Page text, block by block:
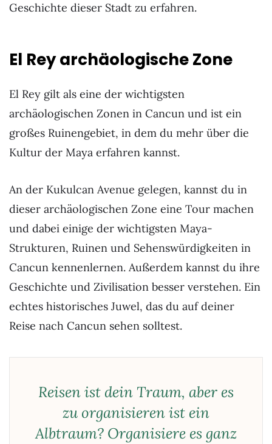
Geschichte dieser Stadt zu erfahren.
El Rey archäologische Zone
El Rey gilt als eine der wichtigsten
archäologischen Zonen in Cancun und ist ein
großes Ruinengebiet, in dem du mehr über die
Kultur der Maya erfahren kannst.
An der Kukulcan Avenue gelegen, kannst du in
dieser archäologischen Zone eine Tour machen
und dabei einige der wichtigsten Maya-
Strukturen, Ruinen und Sehenswürdigkeiten in
Cancun kennenlernen. Außerdem kannst du ihre
Geschichte und Zivilisation besser verstehen. Ein
echtes historisches Juwel, das du auf deiner
Reise nach Cancun sehen solltest.
Reisen ist dein Traum, aber es
zu organisieren ist ein
Albtraum? Organisiere es ganz